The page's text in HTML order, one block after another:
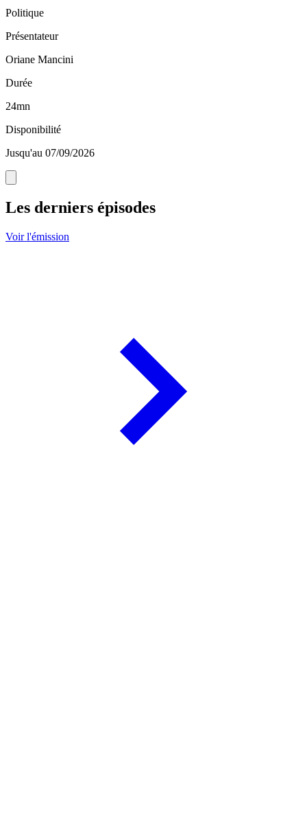
Politique
Présentateur
Oriane Mancini
Durée
24mn
Disponibilité
Jusqu'au 07/09/2026
Les derniers épisodes
Voir l'émission